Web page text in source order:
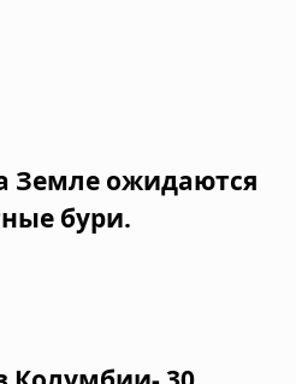
Земле ожидаются
бури.